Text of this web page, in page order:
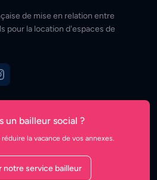
de mise en relation entre
pour la location d'espaces de
un bailleur social ?
la vacance de vos annexes.
notre service bailleur